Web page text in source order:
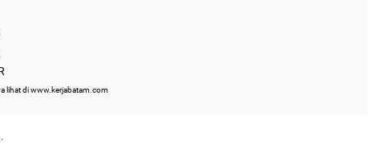
lihat di www.kerjabatam.com